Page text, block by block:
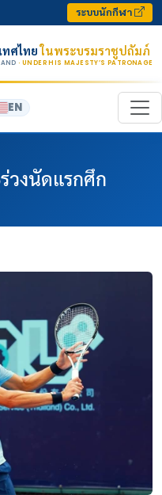
ระบบนักกีฬา
ทศไทยในพระบรมราชูปถัมภ์
· UNDER HIS MAJESTY’S PATRONAGE
EN
วงนัดแรกศึก